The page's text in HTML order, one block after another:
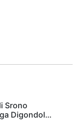
Srono
Digondol…